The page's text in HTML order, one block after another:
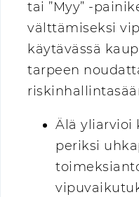
tai ”Myy” -
välttämiseksi
käytävässä
tarpeen
Älä yliarvioi
periksi